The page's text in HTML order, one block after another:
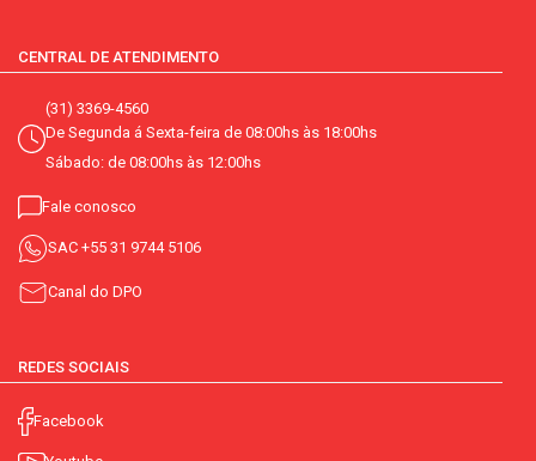
CENTRAL DE ATENDIMENTO
(31) 3369-4560
De Segunda á Sexta-feira de 08:00hs às 18:00hs
Sábado: de 08:00hs às 12:00hs
Fale conosco
SAC +55 31 9744 5106
Canal do DPO
REDES SOCIAIS
Facebook